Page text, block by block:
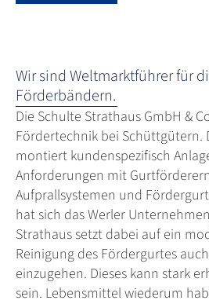
Wir sind Weltmarktführer für
Förderbändern.
Die Schulte Strathaus GmbH &
Fördertechnik bei
montiert kundenspezifisch
Anforderungen mit
Aufprallsystemen und
hat sich das Werler
Strathaus setzt dabei auf ein
Reinigung des Fördergurtes
einzugehen. Dieses kann stark
sein. Lebensmittel wiederum